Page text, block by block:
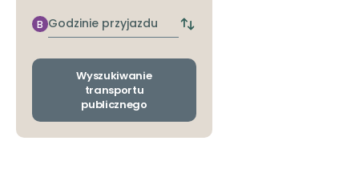
przystanek
Godzinie
przyjazdu
B
Zmiana
odjazdu
Wyszukiwanie
transportu
publicznego